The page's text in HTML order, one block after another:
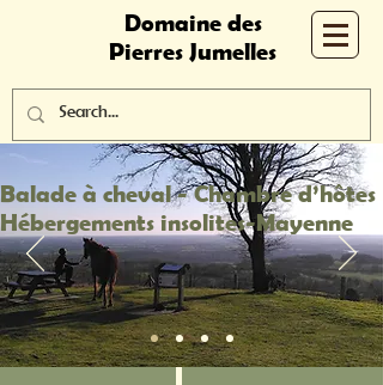
Domaine des
Pierres Jumelles
Balade à cheval - Chambre d’hôtes
Hébergements insolites-Mayenne